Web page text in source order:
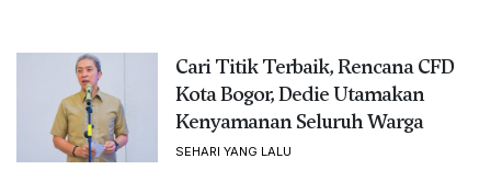
Cari Titik Terbaik, Rencana CFD
Kota Bogor, Dedie Utamakan
Kenyamanan Seluruh Warga
SEHARI YANG LALU